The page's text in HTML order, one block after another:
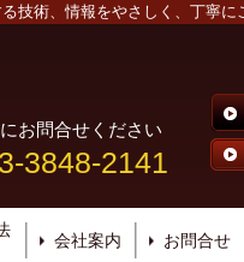
技術、情報をやさしく、丁寧に
お問合せください
3848-2141
会社案内 お問合せ